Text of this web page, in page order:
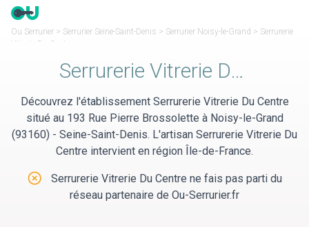
Panneau de gestion des cookies
Ou Serrurier > Serrurier Seine-Saint-Denis > Serrurier Noisy-le-Grand > Serrurerie
Vitrerie Du Centre
Serrurerie Vitrerie Du Centre
Découvrez l'établissement Serrurerie Vitrerie Du Centre
situé au 193 Rue Pierre Brossolette à Noisy-le-Grand
(93160) - Seine-Saint-Denis. L'artisan Serrurerie Vitrerie Du
Centre intervient en région Île-de-France.
Serrurerie Vitrerie Du Centre ne fais pas parti du
réseau partenaire de Ou-Serrurier.fr